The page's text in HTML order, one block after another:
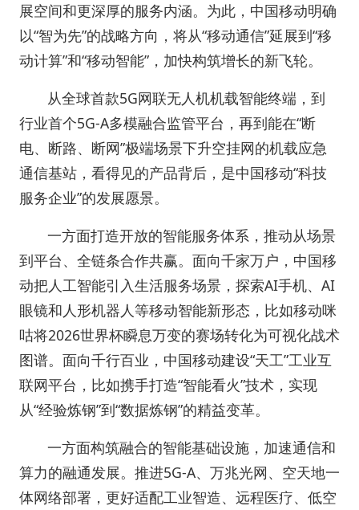
展空间和更深厚的服务内涵。为此，中国移动明确
以“智为先”的战略方向，将从“移动通信”延展到“移
动计算”和“移动智能”，加快构筑增长的新飞轮。
从全球首款5G网联无人机机载智能终端，到
行业首个5G-A多模融合监管平台，再到能在“断
电、断路、断网”极端场景下升空挂网的机载应急
通信基站，看得见的产品背后，是中国移动“科技
服务企业”的发展愿景。
一方面打造开放的智能服务体系，推动从场景
到平台、全链条合作共赢。面向千家万户，中国移
动把人工智能引入生活服务场景，探索AI手机、AI
眼镜和人形机器人等移动智能新形态，比如移动咪
咕将2026世界杯瞬息万变的赛场转化为可视化战术
图谱。面向千行百业，中国移动建设“天工”工业互
联网平台，比如携手打造“智能看火”技术，实现
从“经验炼钢”到“数据炼钢”的精益变革。
一方面构筑融合的智能基础设施，加速通信和
算力的融通发展。推进5G-A、万兆光网、空天地一
体网络部署，更好适配工业智造、远程医疗、低空